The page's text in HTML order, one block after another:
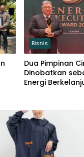
Bisnis
Dua Pimpinan
Dinobatkan
Energi